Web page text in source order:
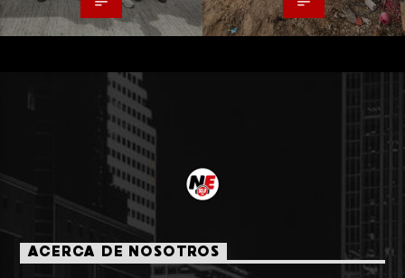
ACERCA DE NOSOTROS